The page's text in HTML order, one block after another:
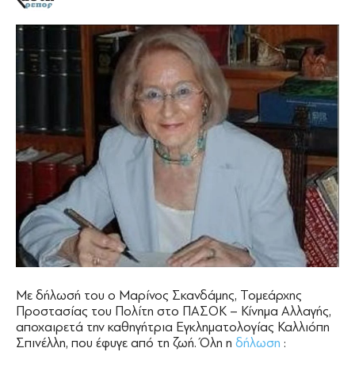
Με δήλωσή του ο Μαρίνος Σκανδάμης, Τομεάρχης
Προστασίας του Πολίτη στο ΠΑΣΟΚ – Κίνημα Αλλαγής,
αποχαιρετά την καθηγήτρια Εγκληματολογίας Καλλιόπη
Σπινέλλη, που έφυγε από τη ζωή. Όλη η δήλωση :